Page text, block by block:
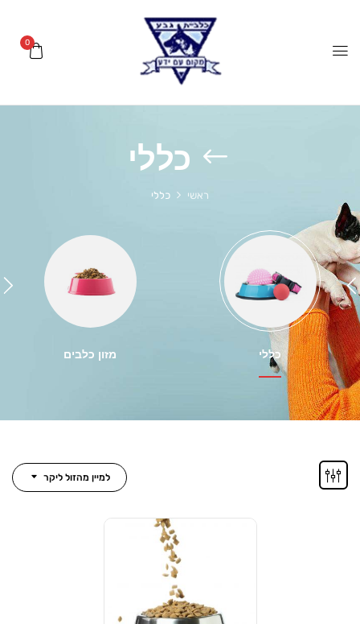
כללי
כללי
כללי מזון כלבים
למיין מהזול ליקר